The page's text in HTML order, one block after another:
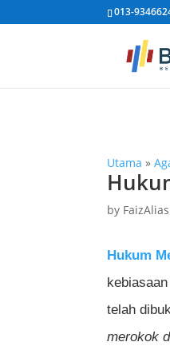
013-
Utama »
by FaizAlias
Hukum
telah
merokok